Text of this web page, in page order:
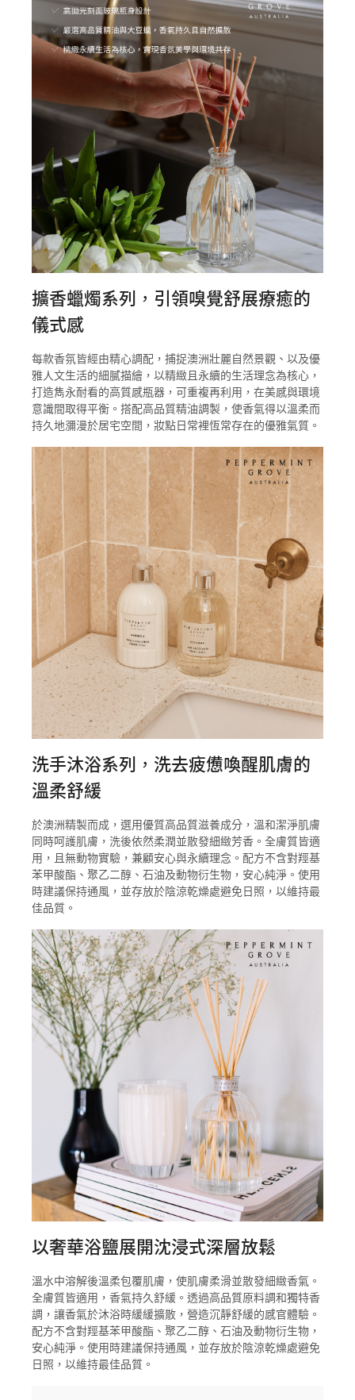
擴香蠟燭系列，引領嗅覺舒展療癒的
儀式感
每款香氛皆經由精心調配，捕捉澳洲壯麗自然景觀、以及優
雅人文生活的細膩描繪，以精緻且永續的生活理念為核心，
打造雋永耐看的高質感瓶器，可重複再利用，在美感與環境
意識間取得平衡。搭配高品質精油調製，使香氣得以溫柔而
持久地瀰漫於居宅空間，妝點日常裡恆常存在的優雅氣質。
洗手沐浴系列，洗去疲憊喚醒肌膚的
溫柔舒緩
於澳洲精製而成，選用優質高品質滋養成分，溫和潔淨肌膚
同時呵護肌膚，洗後依然柔潤並散發細緻芳香。全膚質皆適
用，且無動物實驗，兼顧安心與永續理念。配方不含對羥基
苯甲酸酯、聚乙二醇、石油及動物衍生物，安心純淨。使用
時建議保持通風，並存放於陰涼乾燥處避免日照，以維持最
佳品質。
以奢華浴鹽展開沈浸式深層放鬆
溫水中溶解後溫柔包覆肌膚，使肌膚柔滑並散發細緻香氣。
全膚質皆適用，香氣持久舒緩。透過高品質原料調和獨特香
調，讓香氣於沐浴時緩緩擴散，營造沉靜舒緩的感官體驗。
配方不含對羥基苯甲酸酯、聚乙二醇、石油及動物衍生物，
安心純淨。使用時建議保持通風，並存放於陰涼乾燥處避免
日照，以維持最佳品質。